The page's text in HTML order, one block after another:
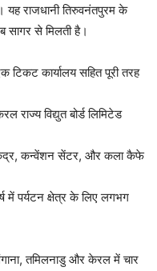
यह राजधानी तिरुवनंतपुरम के
सागर से मिलती है।
कार्यालय सहित पूरी तरह
राज्य विद्युत बोर्ड लिमिटेड
केंद्र, कन्वेंशन सेंटर, और कला कैफे
पर्यटन क्षेत्र के लिए लगभग
तमिलनाडु और केरल में चार